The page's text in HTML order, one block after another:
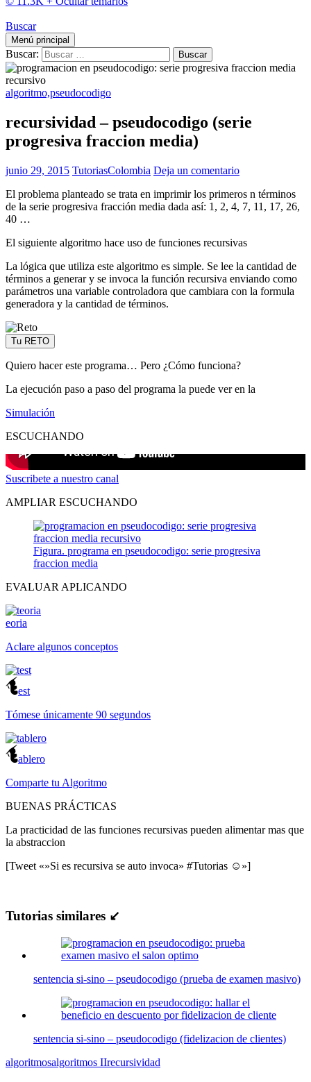
Buscar
Menú principal
Buscar:
algoritmo,pseudocodigo
recursividad – pseudocodigo (serie
progresiva fraccion media)
junio 29, 2015 TutoriasColombia Deja un comentario
El problema planteado se trata en imprimir los primeros n términos
de la serie progresiva fracción media dada así: 1, 2, 4, 7, 11, 17, 26,
40 …
El siguiente algoritmo hace uso de funciones recursivas
La lógica que utiliza este algoritmo es simple. Se lee la cantidad de
términos a generar y se invoca la función recursiva enviando como
parámetros una variable controladora que cambiara con la formula
generadora y la cantidad de términos.
Tu RETO
Quiero hacer este programa… Pero ¿Cómo funciona?
La ejecución paso a paso del programa la puede ver en la
Simulación
ESCUCHANDO
Suscribete a nuestro canal
AMPLIAR ESCUCHANDO
Figura. programa en pseudocodigo: serie progresiva
fraccion media
EVALUAR APLICANDO
eoria
Aclare algunos conceptos
est
Tómese únicamente 90 segundos
ablero
Comparte tu Algoritmo
BUENAS PRÁCTICAS
La practicidad de las funciones recursivas pueden alimentar mas que
la abstraccion
[Tweet «»Si es recursiva se auto invoca» #Tutorias ☺»]
Tutorias similares ↙
sentencia si-sino – pseudocodigo (prueba de examen masivo)
sentencia si-sino – pseudocodigo (fidelizacion de clientes)
algoritmosalgoritmos IIrecursividad